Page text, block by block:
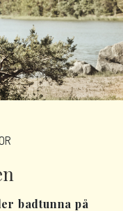
badtunna på